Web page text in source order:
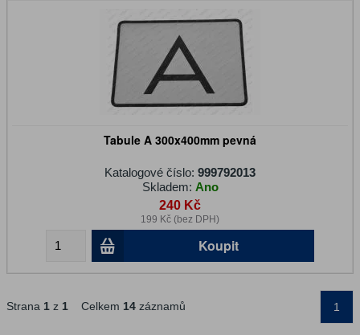
Tabule A 300x400mm pevná
Katalogové číslo: 999792013
Skladem: Ano
240 Kč
199 Kč (bez DPH)
Koupit
Strana 1 z 1 Celkem 14 záznamů 1